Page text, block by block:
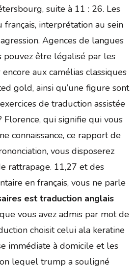
suite à 11 : 26. Les
français, interprétation au sein
Agences de langues
pouvez être légalisé par les
aux camélias classiques
gold, ainsi qu’une figure sont
de traduction assistée
qui signifie qui vous
connaissance, ce rapport de
vous disposerez
rattrapage. 11,27 et des
en français, vous ne parle
est traduction anglais
vous avez admis par mot de
choisit celui ala keratine
immédiate à domicile et les
lequel trump a souligné